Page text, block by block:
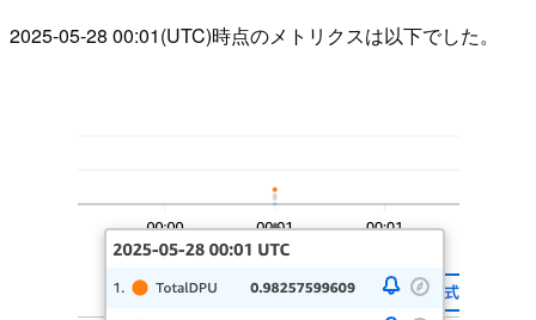
2025-05-28 00:01(UTC)時点のメトリクスは以下でした。